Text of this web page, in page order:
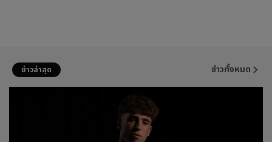
ข่าวล่าสุด ข่าวทั้งหมด